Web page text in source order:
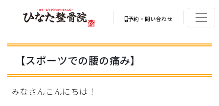
予約・問い合わせ
【スポーツでの腰の痛み】
みなさんこんにちは！